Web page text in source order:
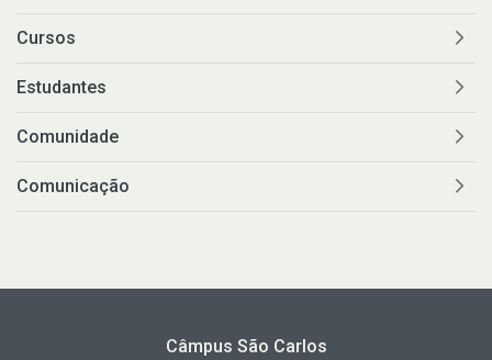
Cursos
Estudantes
Comunidade
Comunicação
Câmpus São Carlos